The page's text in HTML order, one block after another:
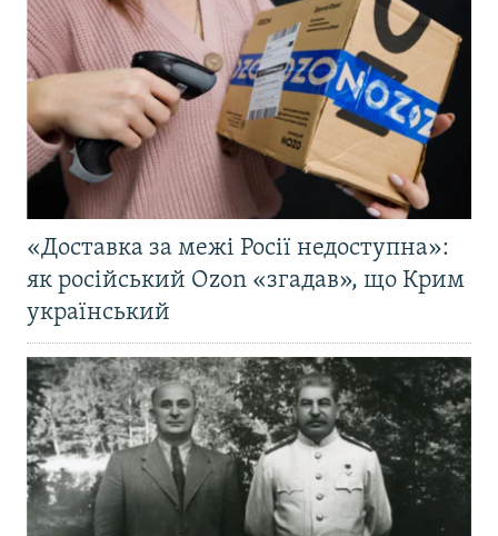
«Доставка за межі Росії недоступна»:
як російський Ozon «згадав», що Крим
український